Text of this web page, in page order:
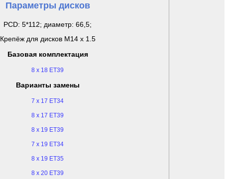
Параметры дисков
PCD: 5*112; диаметр: 66,5;
Крепёж для дисков M14 x 1.5
Базовая комплектация
8 x 18 ET39
Варианты замены
7 x 17 ET34
8 x 17 ET39
8 x 19 ET39
7 x 19 ET34
8 x 19 ET35
8 x 20 ET39